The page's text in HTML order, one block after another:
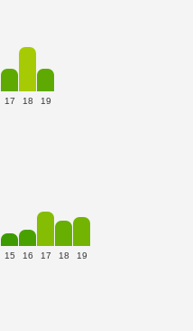
17 18 19
15 16 17 18 19